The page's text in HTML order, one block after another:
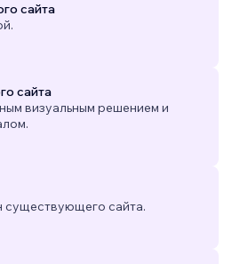
сайта
сайта
визуальным решением и
существующего сайта.